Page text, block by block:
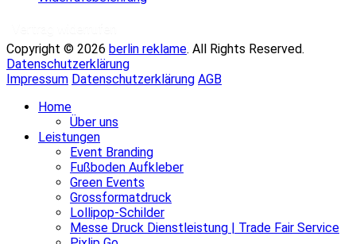
Copyright © 2026 berlin reklame. All Rights Reserved.
Datenschutzerklärung
Impressum Datenschutzerklärung AGB
scrollenHome
Über uns
Leistungen
Event Branding
Fußboden Aufkleber
Green Events
Grossformatdruck
Lollipop-Schilder
Messe Druck Dienstleistung | Trade Fair Service